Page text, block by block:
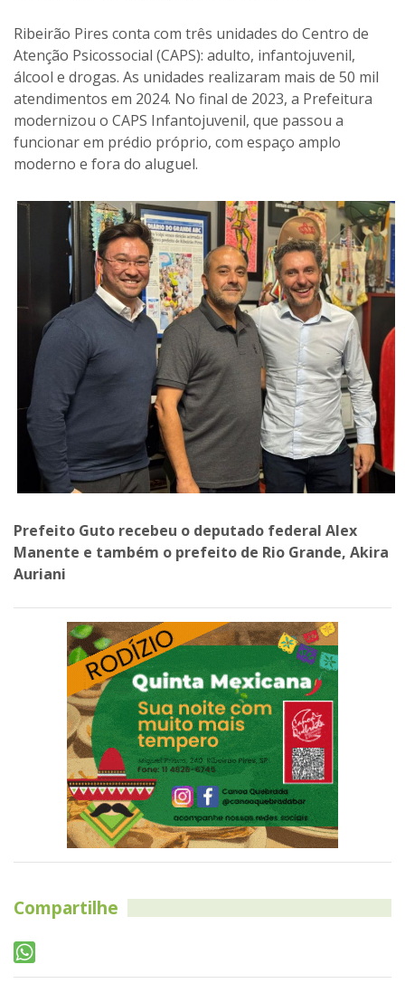
Ribeirão Pires conta com três unidades do Centro de
Atenção Psicossocial (CAPS): adulto, infantojuvenil,
álcool e drogas. As unidades realizaram mais de 50 mil
atendimentos em 2024. No final de 2023, a Prefeitura
modernizou o CAPS Infantojuvenil, que passou a
funcionar em prédio próprio, com espaço amplo
moderno e fora do aluguel.
Prefeito Guto recebeu o deputado federal Alex
Manente e também o prefeito de Rio Grande, Akira
Auriani
Compartilhe